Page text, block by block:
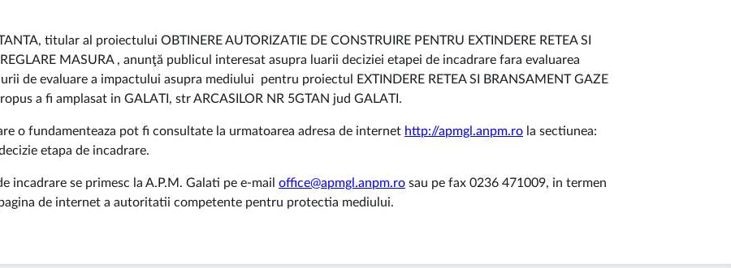
titular al proiectului OBTINERE AUTORIZATIE DE CONSTRUIRE PENTRU EXTINDERE RETEA SI
MASURA , anunţă publicul interesat asupra luarii deciziei etapei de incadrare fara evaluarea
de evaluare a impactului asupra mediului pentru proiectul EXTINDERE RETEA SI BRANSAMENT GAZE
a fi amplasat in GALATI, str ARCASILOR NR 5GTAN jud GALATI.
o fundamenteaza pot fi consultate la urmatoarea adresa de internet http://apmgl.anpm.ro la sectiunea:
etapa de incadrare.
se primesc la A.P.M. Galati pe e-mail office@apmgl.anpm.ro sau pe fax 0236 471009, in termen
de internet a autoritatii competente pentru protectia mediului.